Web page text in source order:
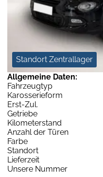
Standort Zentrallager
Allgemeine Daten:
Fahrzeugtyp
Karosserieform
Erst-Zul.
Getriebe
Kilometerstand
Anzahl der Türen
Farbe
Standort
Lieferzeit
Unsere Nummer